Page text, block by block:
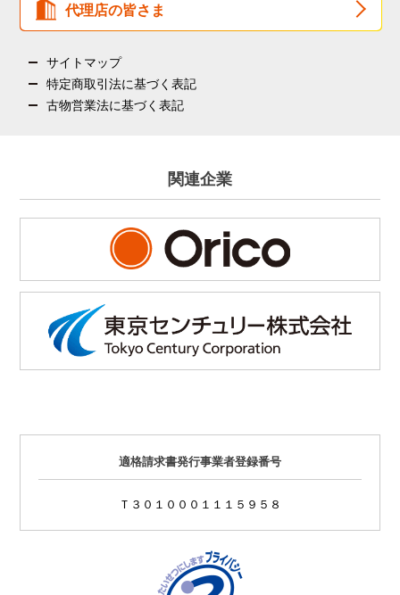
代理店の皆さま
サイトマップ
特定商取引法に基づく表記
古物営業法に基づく表記
関連企業
適格請求書発行事業者登録番号
Ｔ３０１０００１１１５９５８